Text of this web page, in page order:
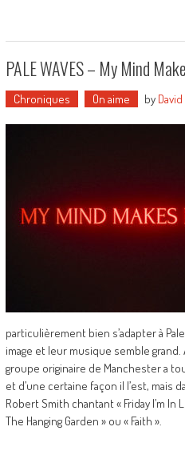
PALE WAVES – My Mind
Chroniques On aime by
particulièrement bien s’adapter à
image et leur musique semble
groupe originaire de Manchester a
et d’une certaine façon il l’est, mais
Robert Smith chantant « Friday I’m In
The Hanging Garden » ou « Faith ».